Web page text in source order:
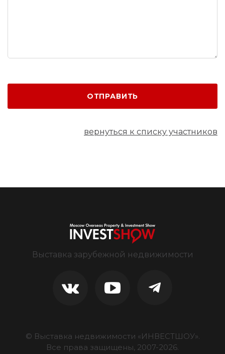
ОТПРАВИТЬ
вернуться к списку участников
Выставка зарубежной недвижимости
© Выставка недвижимости «ИНВЕСТШОУ».
Все права защищены, 2007-2026.